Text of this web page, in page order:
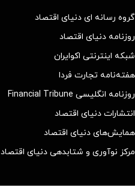
گروه رسانه ای دنیای اقتصاد
روزنامه دنیای اقتصاد
شبکه اینترنتی اکوایران
هفته‌نامه تجارت فردا
روزنامه انگلیسی Financial Tribune
انتشارات دنیای اقتصاد
همایش‌های دنیای اقتصاد
مرکز نوآوری و شتابدهی دنیای اقتصاد